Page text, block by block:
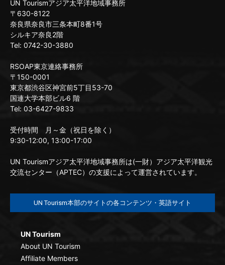
UN Tourismアジア太平洋地域事務所
〒630-8122
奈良県奈良市三条本町8番1号
シルキア奈良2階
Tel: 0742-30-3880
RSOAP東京連絡事務所
〒150-0001
東京都渋谷区神宮前5丁目53-70
国連大学本部ビル6 階
Tel: 03-6427-9833
受付時間 月～金（祝日を除く）
9:30-12:00, 13:00-17:00
UN Tourismアジア太平洋地域事務所は(一財）アジア太平洋観光
交流センター（APTEC）の支援によって運営されています。
UN Tourism本部のサイトの各コンテンツ・英語サイト
UN Tourism
About UN Tourism
Affiliate Members